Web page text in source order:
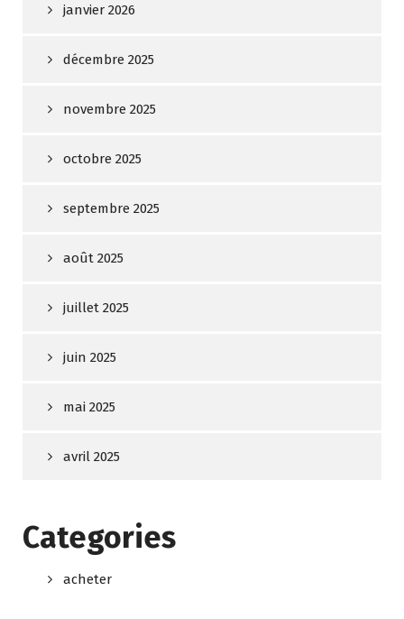
janvier 2026
décembre 2025
novembre 2025
octobre 2025
septembre 2025
août 2025
juillet 2025
juin 2025
mai 2025
avril 2025
Categories
acheter